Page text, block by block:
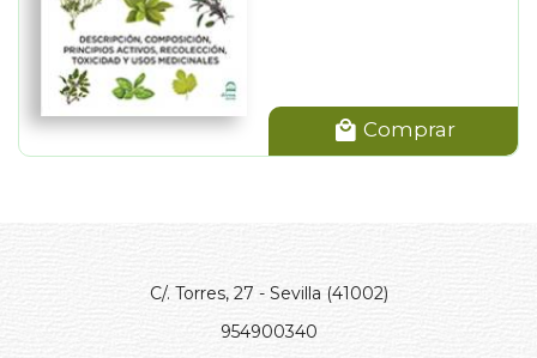
Comprar
C/. Torres, 27 - Sevilla (41002)
954900340